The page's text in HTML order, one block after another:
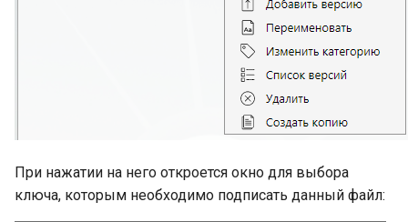
При нажатии на него откроется окно для выбора
ключа, которым необходимо подписать данный файл: